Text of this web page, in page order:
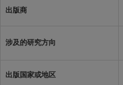
出版商
涉及的研究方向
出版国家或地区